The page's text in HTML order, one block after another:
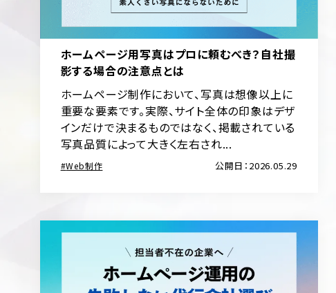
ホームページ用写真はプロに頼むべき？自社撮
影する場合の注意点とは
ホームページ制作において、写真は想像以上に
重要な要素です。実際、サイト全体の印象はデザ
インだけで決まるものではなく、掲載されている
写真品質によって大きく左右され...
Web制作 公開日：2026.05.29